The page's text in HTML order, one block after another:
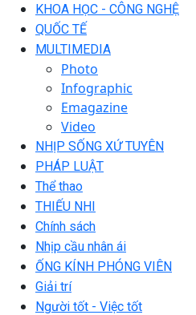
KHOA HỌC - CÔNG NGHỆ
QUỐC TẾ
MULTIMEDIA
Photo
Infographic
Emagazine
Video
NHỊP SỐNG XỨ TUYÊN
PHÁP LUẬT
Thể thao
THIẾU NHI
Chính sách
Nhịp cầu nhân ái
ỐNG KÍNH PHÓNG VIÊN
Giải trí
Người tốt - Việc tốt